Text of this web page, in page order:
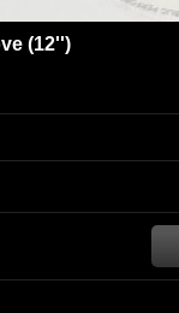
(12'')